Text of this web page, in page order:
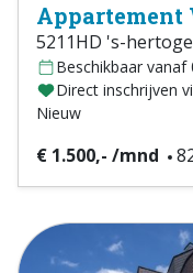
Appartement
5211HD 's-
Beschikbaar vanaf
Direct inschrijven
Nieuw
€ 1.500,- /mnd